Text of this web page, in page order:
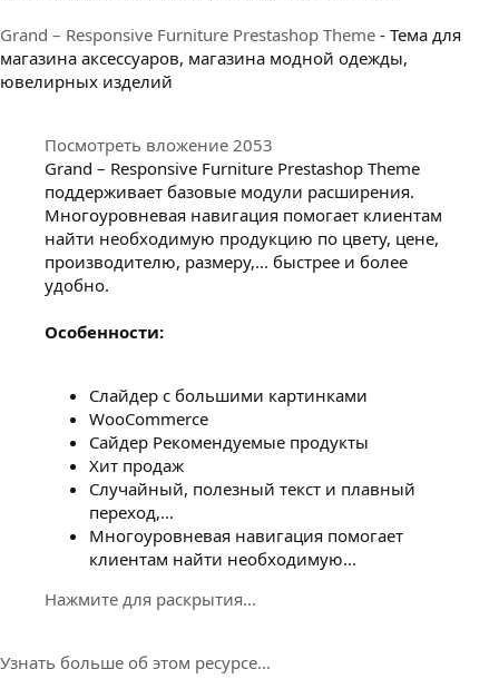
Grand – Responsive Furniture Prestashop Theme - Тема для
магазина аксессуаров, магазина модной одежды,
ювелирных изделий
Посмотреть вложение 2053
Grand – Responsive Furniture Prestashop Theme
поддерживает базовые модули расширения.
Многоуровневая навигация помогает клиентам
найти необходимую продукцию по цвету, цене,
производителю, размеру,... быстрее и более
удобно.
Особенности:
Слайдер с большими картинками
WooCommerce
Cайдер Рекомендуемые продукты
Хит продаж
Случайный, полезный текст и плавный
переход,...
Многоуровневая навигация помогает
клиентам найти необходимую...
Нажмите для раскрытия...
Узнать больше об этом ресурсе...